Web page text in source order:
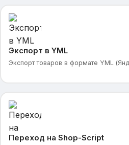
Экспорт в YML
Экспорт товаров в формате YML
Переход на Shop-Script